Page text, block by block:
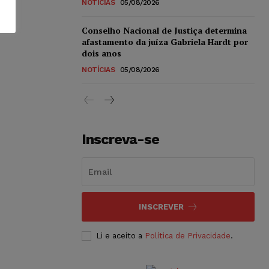
NOTÍCIAS 05/08/2026
Conselho Nacional de Justiça determina
afastamento da juíza Gabriela Hardt por
dois anos
NOTÍCIAS 05/08/2026
Inscreva-se
INSCREVER
Li e aceito a Política de Privacidade.